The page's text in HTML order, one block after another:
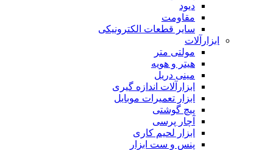
دیود
مقاومت
سایر قطعات الکترونیکی
ابزارآلات
مولتی متر
هیتر و هویه
مینی دریل
ابزارآلات اندازه گیری
ابزار تعمیرات موبایل
پیچ گوشتی
آچار پرسی
ابزار لحیم کاری
پنس و ست ابزار